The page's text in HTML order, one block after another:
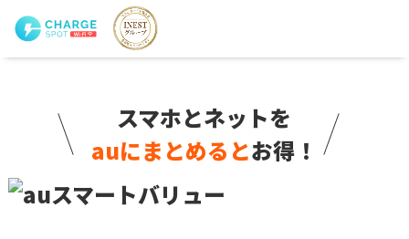
スマホとネットを
auにまとめるとお得！